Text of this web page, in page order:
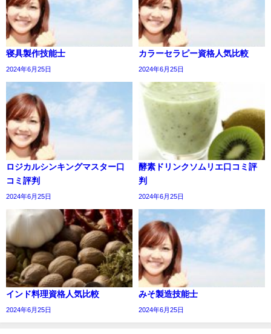
寝具製作技能士
2024年6月25日
カラーセラピー資格人気比較
2024年6月25日
ロジカルシンキングマスター口
コミ評判
2024年6月25日
酵素ドリンクソムリエ口コミ評
判
2024年6月25日
インド料理資格人気比較
2024年6月25日
みそ製造技能士
2024年6月25日